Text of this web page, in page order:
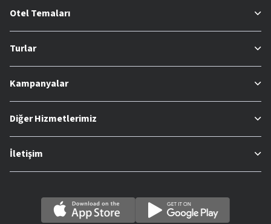
Otel Temaları
Turlar
Kampanyalar
Diğer Hizmetlerimiz
İletişim